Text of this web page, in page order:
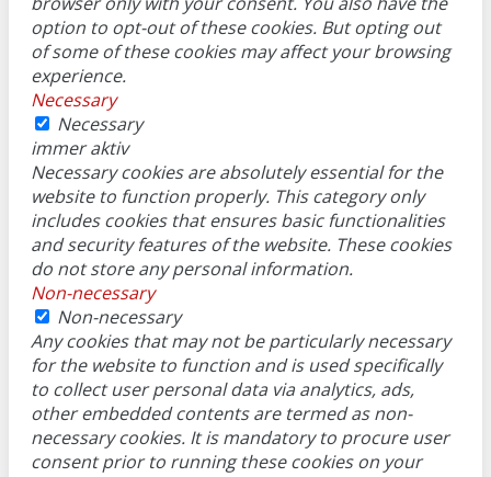
option to opt-out of these cookies. But opting out
of some of these cookies may affect your browsing
experience.
Necessary
Necessary
immer aktiv
Necessary cookies are absolutely essential for the
website to function properly. This category only
includes cookies that ensures basic functionalities
and security features of the website. These cookies
do not store any personal information.
Non-necessary
Non-necessary
Any cookies that may not be particularly necessary
for the website to function and is used specifically
to collect user personal data via analytics, ads,
other embedded contents are termed as non-
necessary cookies. It is mandatory to procure user
consent prior to running these cookies on your